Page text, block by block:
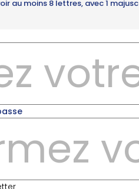
au moins 8 lettres, avec 1